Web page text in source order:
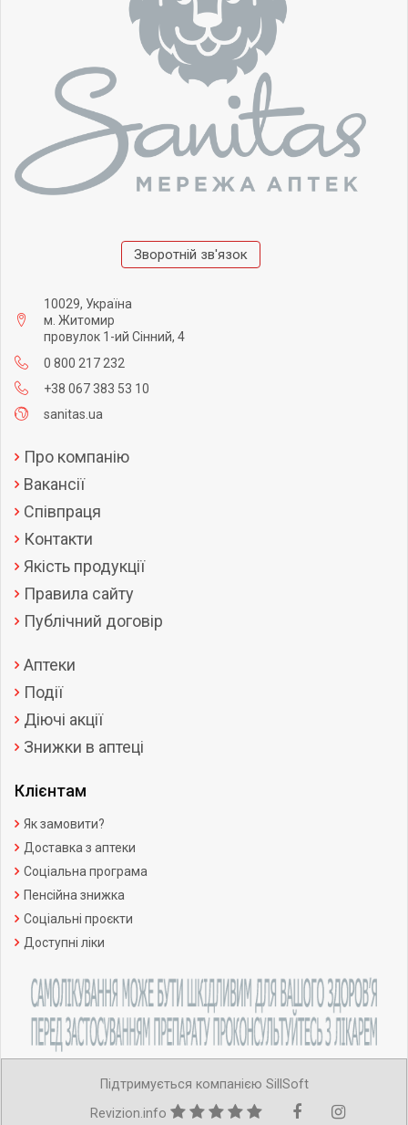
Зворотній зв'язок
10029, Україна
м. Житомир
провулок 1-ий Сінний, 4
0 800 217 232
+38 067 383 53 10
sanitas.ua
Про компанію
Вакансії
Співпраця
Контакти
Якість продукції
Правила сайту
Публічний договір
Аптеки
Події
Діючі акції
Знижки в аптеці
Клієнтам
Як замовити?
Доставка з аптеки
Соціальна програма
Пенсійна знижка
Соціальні проєкти
Доступні ліки
Підтримується компанією SillSoft
Revizion.info